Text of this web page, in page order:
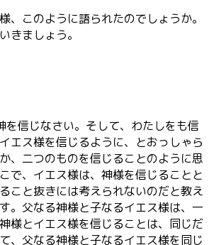
、このように語られたのでしょうか。
きましょう。
を信じなさい。そして、わたしをも信
エス様を信じるように、とおっしゃら
、二つのものを信じることのように思
で、イエス様は、神様を信じることと
こと抜きには考えられないのだと教え
。父なる神様と子なるイエス様は、一
様とイエス様を信じることは、同じだ
、父なる神様と子なるイエス様を同じ